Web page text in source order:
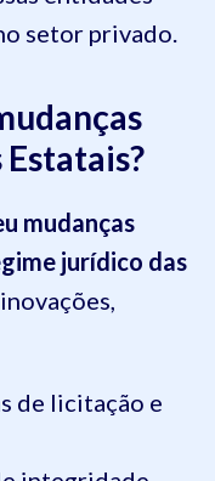
setor privado.
mudanças
jurídico das
de licitação e